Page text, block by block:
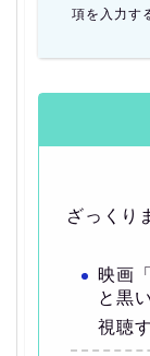
項を入力す
ざっくり
映画
と黒
視聴